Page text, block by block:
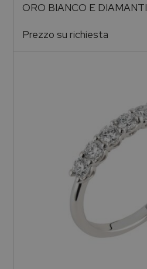
ORO BIANCO E DIAMANTI
Prezzo su richiesta